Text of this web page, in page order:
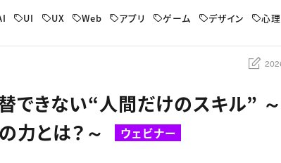
UI UX Web アプリ ゲーム デザイン 心
できない“人間だけのスキル”
力とは？～
ウェビナー